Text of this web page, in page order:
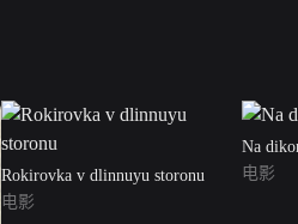
Rokirovka v dlinnuyu storonu
电影
Na
电影